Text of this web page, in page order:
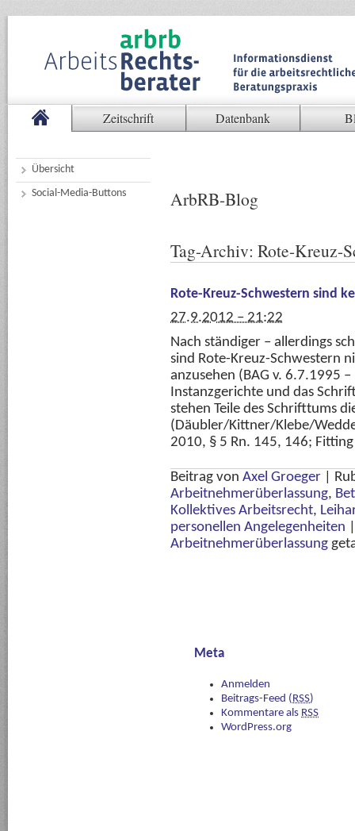
Zeitschrift Datenbank
Übersicht
Social-Media-Buttons
ArbRB-Blog
Tag-Archiv: Rote-Kreuz-
Rote-Kreuz-Schwestern sind
27.9.2012 – 21:22
Nach ständiger – allerdings
sind Rote-Kreuz-Schwestern
anzusehen (BAG v. 6.7.1995
Instanzgerichte und das
stehen Teile des Schrifttums
(Däubler/Kittner/Klebe/
2010, § 5 Rn. 145, 146;
Beitrag von Axel Groeger
Arbeitnehmerüberlassung,
Kollektives Arbeitsrecht,
personellen Angelegenheiten
Arbeitnehmerüberlassung
Meta
Anmelden
Beitrags-Feed ( RSS)
Kommentare als RSS
WordPress.org